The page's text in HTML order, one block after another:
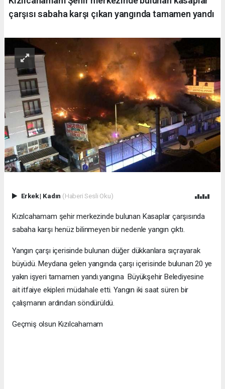
çarşısı sabaha karşı çıkan yangında tamamen yandı
Erkek| Kadın (Haberi Sesli Oku)
Kızılcahamam şehir merkezinde bulunan Kasaplar çarşısında
sabaha karşı henüz bilinmeyen bir nedenle yangın çıktı.
Yangın çarşı içerisinde bulunan düğer dükkanlara sıçrayarak
büyüdü. Meydana gelen yangında çarşı içerisinde bulunan 20 ye
yakın işyeri tamamen yandı.yangına Büyükşehir Belediyesine
ait itfaiye ekipleri müdahale etti. Yangın iki saat süren bir
çalışmanın ardından söndürüldü.
Geçmiş olsun Kızılcahamam